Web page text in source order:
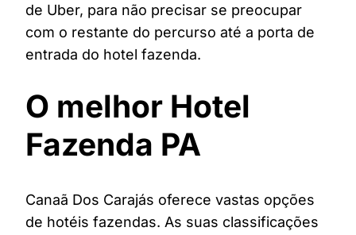
de Uber, para não precisar se preocupar
com o restante do percurso até a porta de
entrada do hotel fazenda.
O melhor Hotel
Fazenda PA
Canaã Dos Carajás oferece vastas opções
de hotéis fazendas. As suas classificações